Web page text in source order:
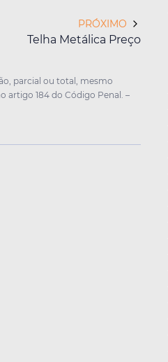
PRÓXIMO
Telha Metálica Preço
parcial ou total, mesmo
artigo 184 do Código Penal. –